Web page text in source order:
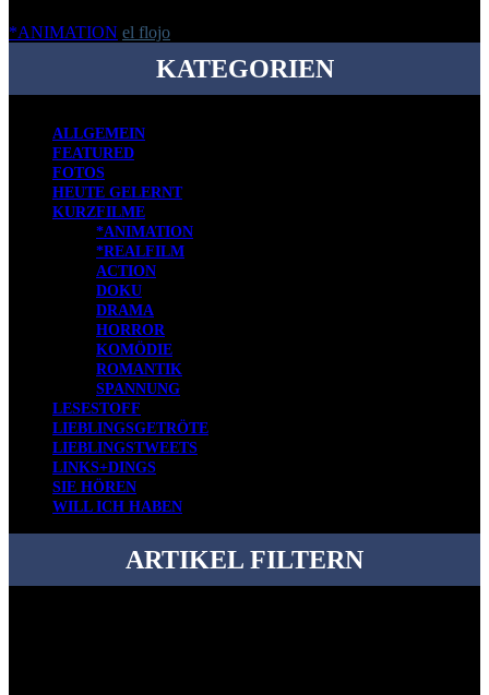
*ANIMATION el flojo
KATEGORIEN
ALLGEMEIN
FEATURED
FOTOS
HEUTE GELERNT
KURZFILME
*ANIMATION
*REALFILM
ACTION
DOKU
DRAMA
HORROR
KOMÖDIE
ROMANTIK
SPANNUNG
LESESTOFF
LIEBLINGSGETRÖTE
LIEBLINGSTWEETS
LINKS+DINGS
SIE HÖREN
WILL ICH HABEN
ARTIKEL FILTERN